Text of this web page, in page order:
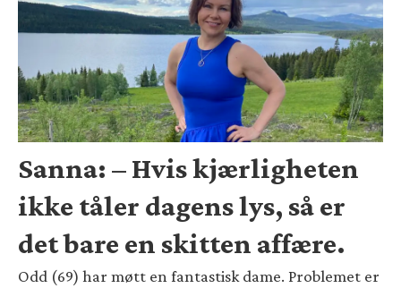
Sanna: – Hvis kjærligheten
ikke tåler dagens lys, så er
det bare en skitten affære.
Odd (69) har møtt en fantastisk dame. Problemet er